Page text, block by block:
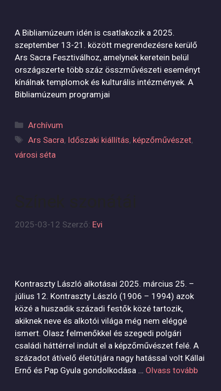
A Bibliamúzeum idén is csatlakozik a 2025.
szeptember 13-21. között megrendezésre kerülő
Ars Sacra Fesztiválhoz, amelynek keretein belül
országszerte több száz összművészeti eseményt
kínálnak templomok és kulturális intézmények. A
Bibliamúzeum programjai
Kategória
Archívum
Címkék
Ars Sacra, Időszaki kiállítás, képzőművészet,
városi séta
2025-03-12 Szerző: Evi
Kontraszty László alkotásai 2025. március 25. –
július 12. Kontraszty László (1906 – 1994) azok
közé a huszadik századi festők közé tartozik,
akiknek neve és alkotói világa még nem eléggé
ismert. Olasz felmenőkkel és szegedi polgári
családi háttérrel indult el a képzőművészet felé. A
századot átívelő életútjára nagy hatással volt Kállai
Ernő és Pap Gyula gondolkodása … Olvass tovább